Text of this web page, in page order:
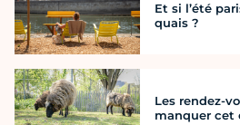
Et si l’été
quais ?
Les rendez-
manquer cet